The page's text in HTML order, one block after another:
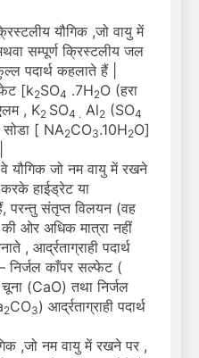
यौगिक ,जो वायु में
सम्पूर्ण क्रिस्टलीय जल
पदार्थ कहलाते हैं |
[k2SO4 .7H2O (हरा
, K2 SO4 . Al2 (SO4
[ NA2CO3.10H2O]
यौगिक जो नम वायु में रखने
हाईड्रेट या
परन्तु संतृप्त विलयन (वह
ओर अधिक मात्रा नहीं
, आर्द्रताग्राही पदार्थ
निर्जल काँपर सल्फेट (
चूना (CaO) तथा निर्जल
2CO3) आर्द्रताग्राही पदार्थ
,जो नम वायु में रखने पर ,